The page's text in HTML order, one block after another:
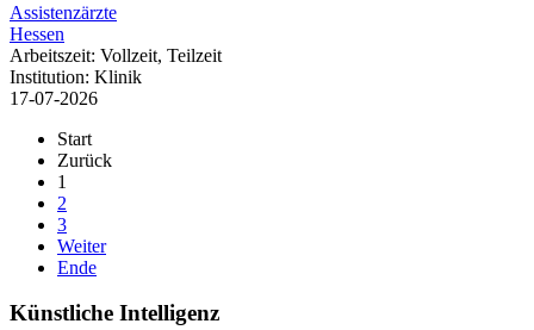
Assistenzärzte
Hessen
Arbeitszeit: Vollzeit, Teilzeit
Institution: Klinik
17-07-2026
Start
Zurück
1
2
3
Weiter
Ende
Künstliche Intelligenz